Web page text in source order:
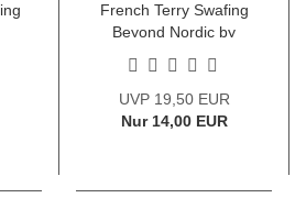
French Terry Swafing
Beyond Nordic by
Pinguin
UVP 19,50 EUR
Nur 14,00 EUR